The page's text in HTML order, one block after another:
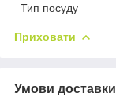
Тип посуду
Приховати
Умови доставки